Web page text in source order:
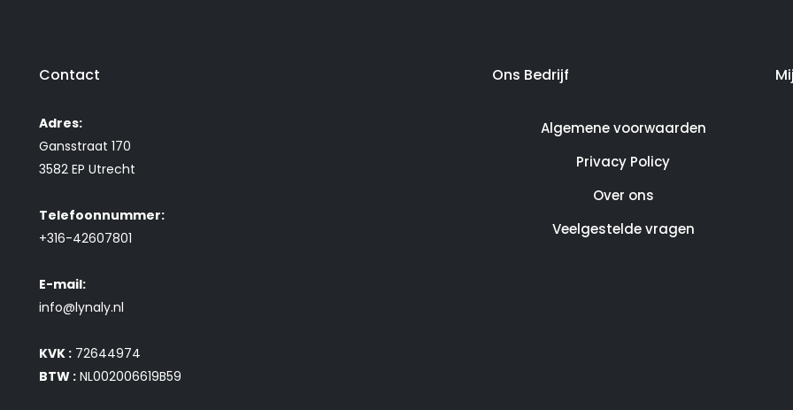
Contact
Adres:
Gansstraat 170
3582 EP Utrecht
Telefoonnummer:
+316-42607801
E-mail:
info@lynaly.nl
KVK : 72644974
BTW : NL002006619B59
Ons Bedrijf
Algemene voorwaarden
Privacy Policy
Over ons
Veelgestelde vragen